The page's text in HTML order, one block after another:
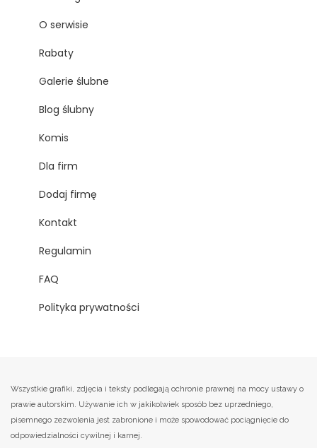
O serwisie
Rabaty
Galerie ślubne
Blog ślubny
Komis
Dla firm
Dodaj firmę
Kontakt
Regulamin
FAQ
Polityka prywatności
Wszystkie grafiki, zdjęcia i teksty podlegają ochronie prawnej na mocy ustawy o
prawie autorskim. Używanie ich w jakikolwiek sposób bez uprzedniego,
pisemnego zezwolenia jest zabronione i może spowodować pociągnięcie do
odpowiedzialności cywilnej i karnej.